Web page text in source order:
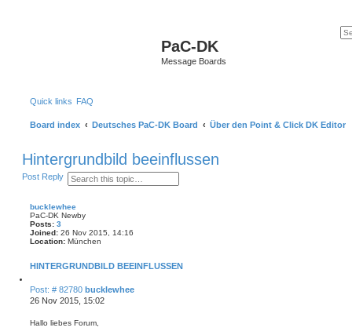
PaC-DK
Message Boards
Quick links FAQ
Board index Deutsches PaC-DK Board Über den Point & Click DK Editor
Hintergrundbild beeinflussen
Post Reply S
e
r
c
A
d
a
n
e
d
a
c
h
bucklewhee
PaC-DK Newby
Posts: 3
Joined: 26 Nov 2015, 14:16
Location: München
HINTERGRUNDBILD BEEINFLUSSEN
Q
u
o
e
Post: # 82780P
o
t
bucklewhee
26 Nov 2015, 15:02
Hallo liebes Forum,